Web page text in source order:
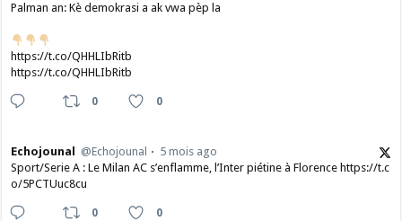
Palman an: Kè demokrasi a ak vwa pèp la
https://t.co/QHHLIbRitb
https://t.co/QHHLIbRitb
0 0
Echojounal @Echojounal
5 mois ago
Sport/Serie A : Le Milan AC s’enflamme, l’Inter piétine à Florence https://t.c
o/5PCTUuc8cu
0 0